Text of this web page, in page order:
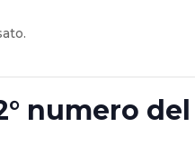
numero